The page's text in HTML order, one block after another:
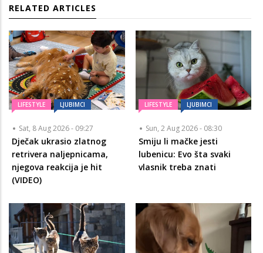
RELATED ARTICLES
LIFESTYLE LJUBIMCI
Sat, 8 Aug 2026 - 09:27
Dječak ukrasio zlatnog
retrivera naljepnicama,
njegova reakcija je hit
(VIDEO)
LIFESTYLE LJUBIMCI
Sun, 2 Aug 2026 - 08:30
Smiju li mačke jesti
lubenicu: Evo šta svaki
vlasnik treba znati